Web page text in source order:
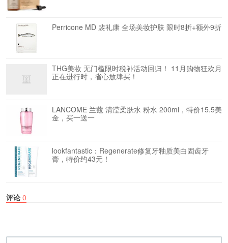
Perricone MD 裴礼康 全场美妆护肤 限时8折+额外9折
THG美妆 无门槛限时税补活动回归！ 11月购物狂欢月
正在进行时，省心放肆买！
LANCOME 兰蔻 清滢柔肤水 粉水 200ml，特价15.5美
金，买一送一
lookfantastic：Regenerate修复牙釉质美白固齿牙
膏，特价约43元！
评论 0